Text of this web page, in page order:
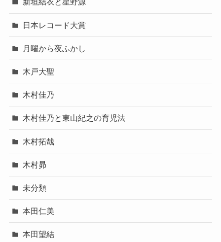
日本レコード大賞
月曜から夜ふかし
木戸大聖
木村佳乃
木村佳乃と東山紀之の育児法
木村拓哉
木村昴
未分類
本田仁美
本田望結